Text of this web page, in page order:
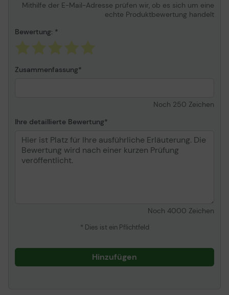
Mithilfe der E-Mail-Adresse prüfen wir, ob es sich um eine
echte Produktbewertung handelt
Bewertung:
Zusammenfassung
Noch 250 Zeichen
Ihre detaillierte Bewertung
Noch 4000 Zeichen
* Dies ist ein Pflichtfeld
Hinzufügen